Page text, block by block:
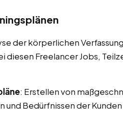
der körperlichen
diesen Freelancer Jobs,
: Erstellen von
und Bedürfnissen der